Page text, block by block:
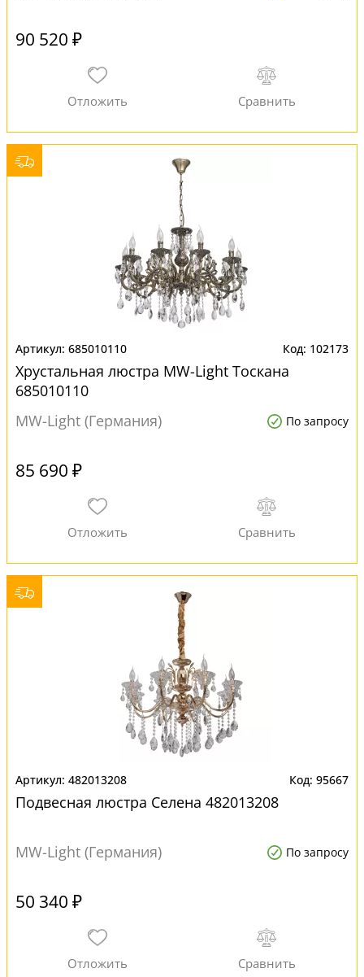
90 520 ₽
685010110 102173
Хрустальная люстра MW-Light Тоскана
685010110
MW-Light (Германия)
По запросу
85 690 ₽
482013208 95667
Подвесная люстра Селена 482013208
MW-Light (Германия) По запросу
50 340 ₽